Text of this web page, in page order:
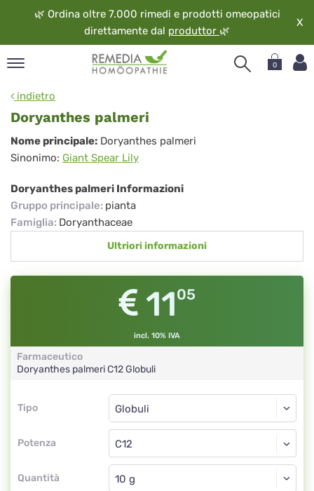
🌿 Ordina oltre 7.000 rimedi e prodotti omeopatici
direttamente dal produttor 🌿
X
0
indietro
Doryanthes palmeri
Doryanthes
palmeri
Nome principale: Doryanthes palmeri
Sinonimo: Giant Spear Lily
Doryanthes palmeri Informazioni
Gruppo principale: pianta
Famiglia: Doryanthaceae
Ultriori informazioni
1105
incl. 10% IVA
Farmaceutico
Doryanthes palmeriC12Globuli
Tipo
Tipo
Potenza
Globuli
C12
Quantità
Globuli